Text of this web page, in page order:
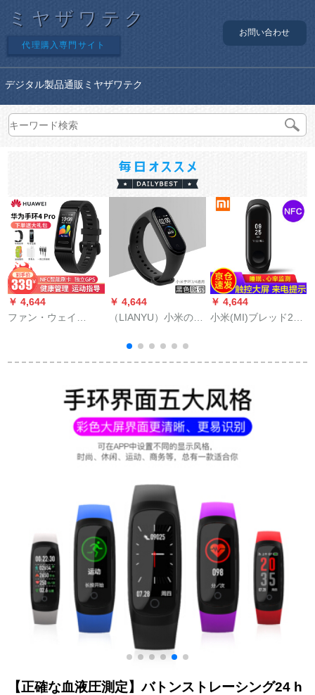
ミヤザワテク
代理購入専門サイト
お問い合わせ
デジタル製品通販ミヤザワテク
￥ 4,644
ファン・ウェイ
Proesmaスポーツス
ーツトレート4
￥ 4,644
（LIANYU）小米のブ
米のブリストルトラ
ック3 nfcのリストバ
トの3世代の4世代の
知能の制品が个性を
失うこととを防止し
ます。
￥ 4,644
小米(MI)ブレッド2代
ポーツスポーツツブ
計ハートバー4歩数計
ミネブレット3代NFC
版
【正確な血液圧測定】バトンストレーシング24 h